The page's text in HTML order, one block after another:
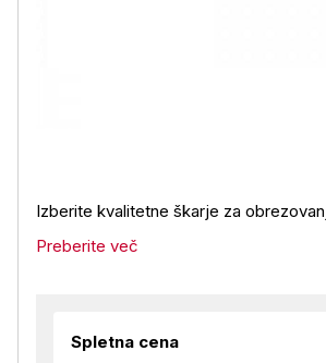
Izberite kvalitetne škarje za
Preberite več
Spletna cena